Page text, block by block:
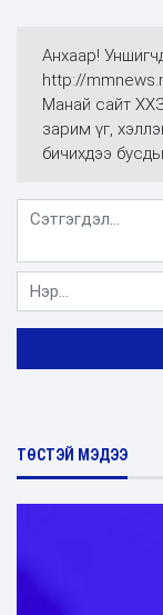
Анхаар!
http://
Манай сайт
зарим үг,
бичихдээ
ТӨСТЭЙ МЭДЭЭ